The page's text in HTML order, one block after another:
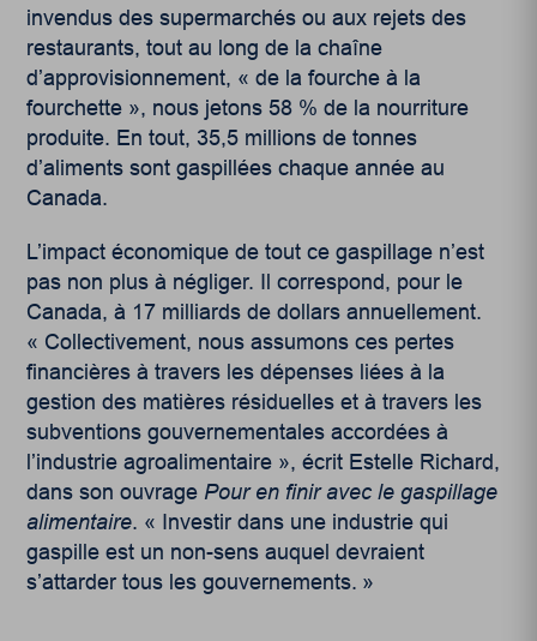
invendus des supermarchés ou aux rejets des
restaurants, tout au long de la chaîne
d’approvisionnement, « de la fourche à la
fourchette », nous jetons 58 % de la nourriture
produite. En tout, 35,5 millions de tonnes
d’aliments sont gaspillées chaque année au
Canada.
L’impact économique de tout ce gaspillage n’est
pas non plus à négliger. Il correspond, pour le
Canada, à 17 milliards de dollars annuellement.
« Collectivement, nous assumons ces pertes
financières à travers les dépenses liées à la
gestion des matières résiduelles et à travers les
subventions gouvernementales accordées à
l’industrie agroalimentaire », écrit Estelle Richard,
dans son ouvrage Pour en finir avec le gaspillage
alimentaire. « Investir dans une industrie qui
gaspille est un non-sens auquel devraient
s’attarder tous les gouvernements. »